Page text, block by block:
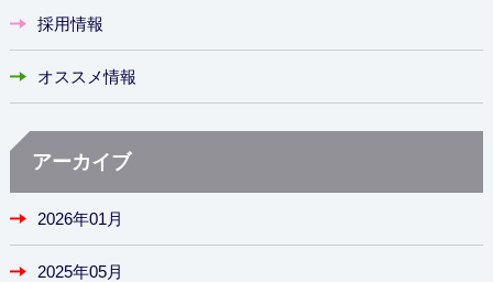
採用情報
オススメ情報
アーカイブ
2026年01月
2025年05月